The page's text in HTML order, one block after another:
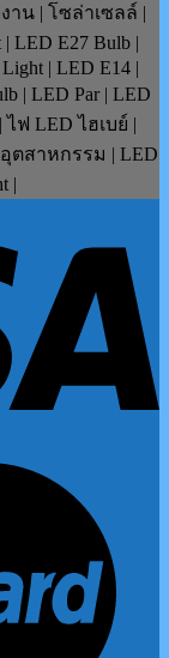
าน | โซล่าเซลล์ |
LED E27 Bulb |
| LED E14 |
| LED Par | LED
ฟ LED ไฮเบย์ |
ตสาหกรรม | LED
|